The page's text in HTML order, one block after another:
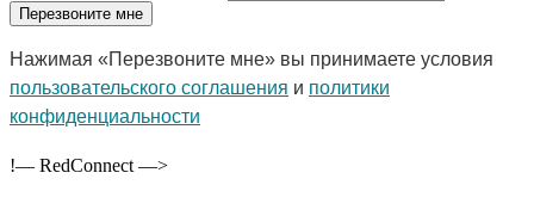
Нажимая «Перезвоните мне» вы принимаете условия
пользовательского соглашения и политики
конфиденциальности
!— RedConnect —>